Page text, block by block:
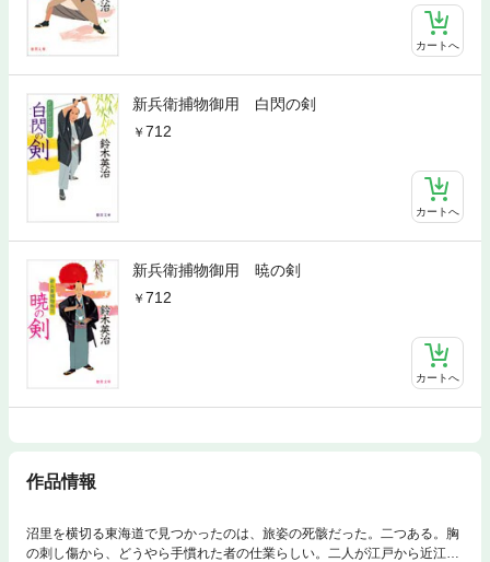
カートへ
新兵衛捕物御用 白閃の剣
712
カートへ
新兵衛捕物御用 暁の剣
712
カートへ
作品情報
沼里を横切る東海道で見つかったのは、旅姿の死骸だった。二つある。胸
の刺し傷から、どうやら手慣れた者の仕業らしい。二人が江戸から近江へ